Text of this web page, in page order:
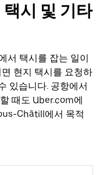
시 및 기타
서 택시를 잡는 일이
현지 택시를 요청하
있습니다. 공항에서
때도 Uber.com에
Châtill에서 목적